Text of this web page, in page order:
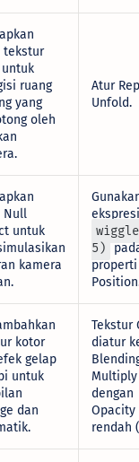
tekstur
untuk
ruang
yang
oleh
Atur
Unfold.
Null
untuk
kamera
5)
properti
kotor
gelap
untuk
dan
Tekstur
diatur
Multiply
dengan
Opacity
rendah